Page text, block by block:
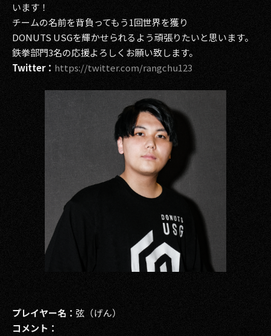
います！
チームの名前を背負ってもう1回世界を獲り
DONUTS USGを輝かせられるよう頑張りたいと思います。
鉄拳部門3名の応援よろしくお願い致します。
Twitter： https://twitter.com/rangchu123
プレイヤー名： 弦（げん）
コメント：